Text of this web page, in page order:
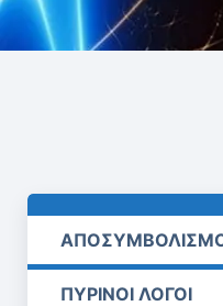
ΠΥΡΙΝΟΙ ΛΟΓΟΙ